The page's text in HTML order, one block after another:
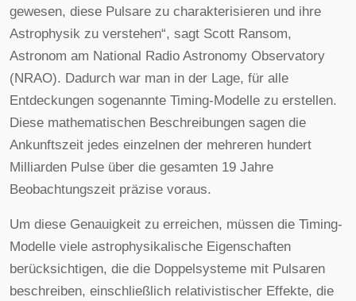
gewesen, diese Pulsare zu charakterisieren und ihre
Astrophysik zu verstehen“, sagt Scott Ransom,
Astronom am National Radio Astronomy Observatory
(NRAO). Dadurch war man in der Lage, für alle
Entdeckungen sogenannte Timing-Modelle zu erstellen.
Diese mathematischen Beschreibungen sagen die
Ankunftszeit jedes einzelnen der mehreren hundert
Milliarden Pulse über die gesamten 19 Jahre
Beobachtungszeit präzise voraus.
Um diese Genauigkeit zu erreichen, müssen die Timing-
Modelle viele astrophysikalische Eigenschaften
berücksichtigen, die die Doppelsysteme mit Pulsaren
beschreiben, einschließlich relativistischer Effekte, die